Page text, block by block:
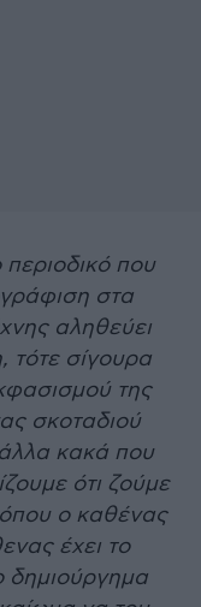
περιοδικό που
στα
αληθεύει
τότε σίγουρα
της
σκοταδιού
κακά που
ότι ζούμε
ο καθένας
έχει το
δημιούργημα